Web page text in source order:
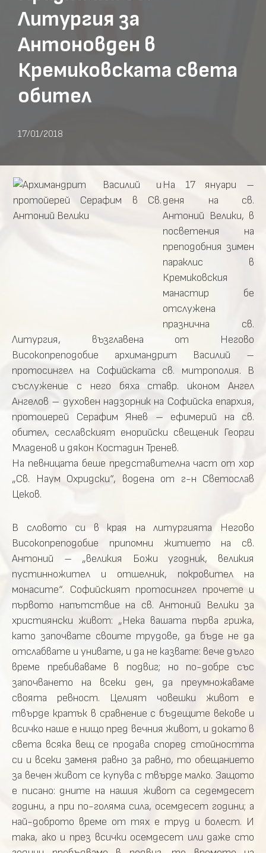
Литургия за
Антоновден в
Кремиковската света
обител
17/01/2018
На 17 януари –
деня на св.
Антоний Велики, в
посветения на
преподобния зимен
параклис в
Кремиковския
манастир бе
отслужена
празнична св.
Литургия, възглавена от Негово
Високопреподобие архимандрит Василий –
протосингел на Софийската св. митрополия. В
съслужение с него бяха ставр. иконом Ангел
Ангелов – духовен надзорник на Софийска епархия,
протоиерей Серафим Янев – ефимерий на св.
обител, сеславският енорийски свещеник Георги
Младенов и дякон Костадин Тренев.
На певницата беше представителна част от хор
„Св. Наум Охридски“, водена от г-н Светослав
Цеков.
В словото си в края на литургията Негово
Високопреподобие припомни житието на св.
Антоний – „великия Божи угодник, великия
пустинножител и отшелник, покровител на
монасите“. Софийският протосингел прочете и
първото напътствие на св. Антоний Велики за
християнски живот: „Нека вашата първа грижа,
като започвате своите трудове, да бъде не да
отслабвате и унивате, и да не казвате: вече дълго
време пребиваваме в подвиг; но по-добре със
започването на всеки ден, да преумножаваме
своята ревност. Целият човешки живот е
твърде кратък в сравнение с бъдещите векове и
всичко наше е нищо пред вечния живот, и докато в
света всяка вещ се продава според стойността
си и всеки заменя равно за равно, то обещанието
за вечен живот се купува с твърде малко. Защото
е писано: дните на нашия живот са седемдесет
години, а при по-голяма сила, осемдесет години; а
най-доброто време от тях е труд и болест. И
така, ако и през всички осемдесет или даже сто